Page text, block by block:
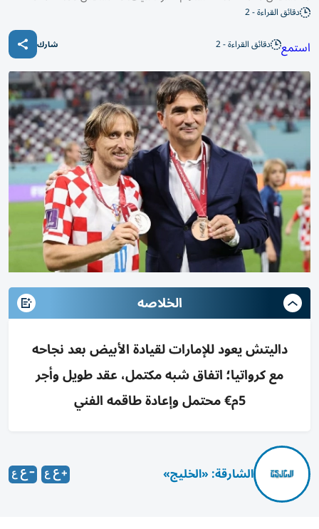
دقائق القراءة - 2
استمع دقائق القراءة - 2 شارك
الخلاصه
داليتش يعود للإمارات لقيادة الأبيض بعد نجاحه
مع كرواتيا؛ اتفاق شبه مكتمل، عقد طويل وأجر
5م€ محتمل وإعادة طاقمه الفني
الشارقة: «الخليج»